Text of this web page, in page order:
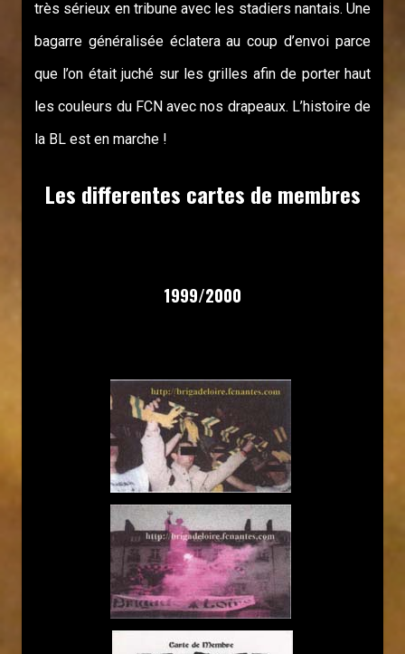
très sérieux en tribune avec les stadiers nantais. Une
bagarre généralisée éclatera au coup d’envoi parce
que l’on était juché sur les grilles afin de porter haut
les couleurs du FCN avec nos drapeaux. L’histoire de
la BL est en marche !
Les differentes cartes de membres
1999/2000